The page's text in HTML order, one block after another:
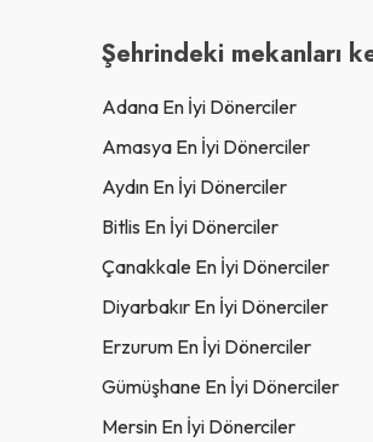
Şehrindeki mekanları
Adana En İyi Dönerciler
Amasya En İyi Dönerciler
Aydın En İyi Dönerciler
Bitlis En İyi Dönerciler
Çanakkale En İyi Dönerciler
Diyarbakır En İyi Dönerciler
Erzurum En İyi Dönerciler
Gümüşhane En İyi Dönerciler
Mersin En İyi Dönerciler